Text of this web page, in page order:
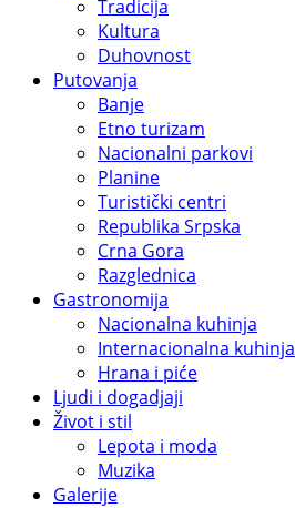
Tradicija
Kultura
Duhovnost
Putovanja
Banje
Etno turizam
Nacionalni parkovi
Planine
Turistički centri
Republika Srpska
Crna Gora
Razglednica
Gastronomija
Nacionalna kuhinja
Internacionalna kuhinja
Hrana i piće
Ljudi i dogadjaji
Život i stil
Lepota i moda
Muzika
Galerije